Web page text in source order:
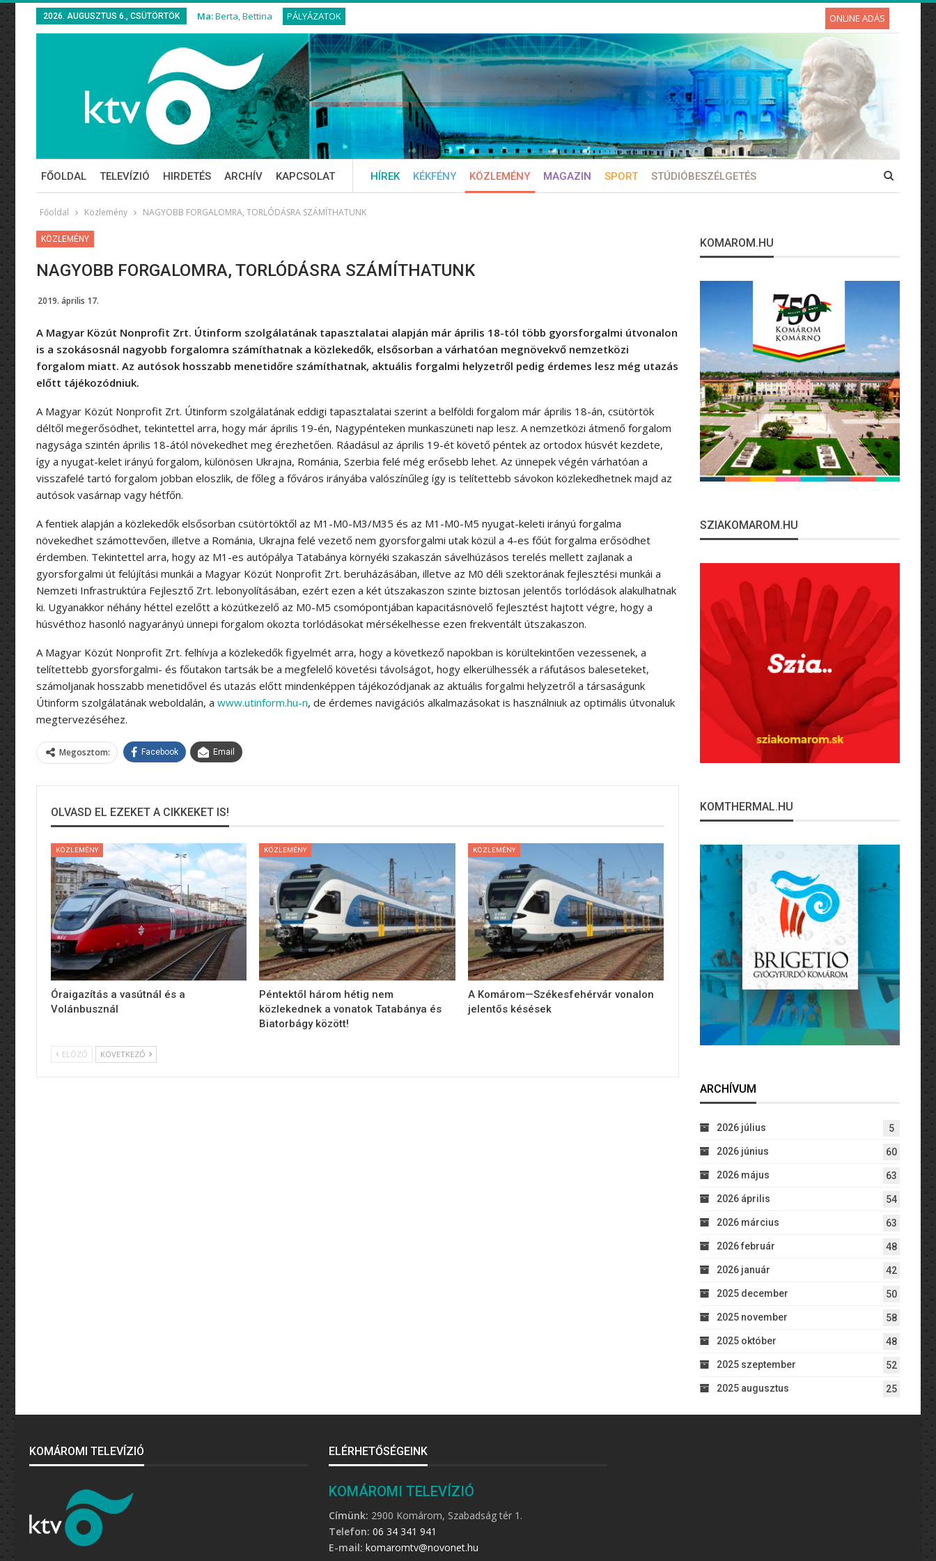
2026. AUGUSZTUS 6., CSÜTÖRTÖK Ma:Berta, Bettina PÁLYÁZATOK ONLINE ADÁS
FŐOLDAL TELEVÍZIÓ HIRDETÉS ARCHÍV KAPCSOLAT HÍREK KÉKFÉNY KÖZLEMÉNY MAGAZIN SPORT STÚDIÓBESZÉLGETÉS
Főoldal Közlemény NAGYOBB FORGALOMRA, TORLÓDÁSRA SZÁMÍTHATUNK
KÖZLEMÉNY
NAGYOBB FORGALOMRA, TORLÓDÁSRA SZÁMÍTHATUNK
2019. április 17.
A Magyar Közút Nonprofit Zrt. Útinform szolgálatának tapasztalatai alapján már április 18-tól több gyorsforgalmi útvonalon
is a szokásosnál nagyobb forgalomra számíthatnak a közlekedők, elsősorban a várhatóan megnövekvő nemzetközi
forgalom miatt. Az autósok hosszabb menetidőre számíthatnak, aktuális forgalmi helyzetről pedig érdemes lesz még utazás
előtt tájékozódniuk.
A Magyar Közút Nonprofit Zrt. Útinform szolgálatának eddigi tapasztalatai szerint a belföldi forgalom már április 18-án, csütörtök
déltől megerősödhet, tekintettel arra, hogy már április 19-én, Nagypénteken munkaszüneti nap lesz. A nemzetközi átmenő forgalom
nagysága szintén április 18-ától növekedhet meg érezhetően. Ráadásul az április 19-ét követő péntek az ortodox húsvét kezdete,
így a nyugat-kelet irányú forgalom, különösen Ukrajna, Románia, Szerbia felé még erősebb lehet. Az ünnepek végén várhatóan a
visszafelé tartó forgalom jobban eloszlik, de főleg a főváros irányába valószínűleg így is telítettebb sávokon közlekedhetnek majd az
autósok vasárnap vagy hétfőn.
A fentiek alapján a közlekedők elsősorban csütörtöktől az M1-M0-M3/M35 és az M1-M0-M5 nyugat-keleti irányú forgalma
növekedhet számottevően, illetve a Románia, Ukrajna felé vezető nem gyorsforgalmi utak közül a 4-es főút forgalma erősödhet
érdemben. Tekintettel arra, hogy az M1-es autópálya Tatabánya környéki szakaszán sávelhúzásos terelés mellett zajlanak a
gyorsforgalmi út felújítási munkái a Magyar Közút Nonprofit Zrt. beruházásában, illetve az M0 déli szektorának fejlesztési munkái a
Nemzeti Infrastruktúra Fejlesztő Zrt. lebonyolításában, ezért ezen a két útszakaszon szinte biztosan jelentős torlódások alakulhatnak
ki. Ugyanakkor néhány héttel ezelőtt a közútkezelő az M0-M5 csomópontjában kapacitásnövelő fejlesztést hajtott végre, hogy a
húsvéthoz hasonló nagyarányú ünnepi forgalom okozta torlódásokat mérsékelhesse ezen frekventált útszakaszon.
A Magyar Közút Nonprofit Zrt. felhívja a közlekedők figyelmét arra, hogy a következő napokban is körültekintően vezessenek, a
telítettebb gyorsforgalmi- és főutakon tartsák be a megfelelő követési távolságot, hogy elkerülhessék a ráfutásos baleseteket,
számoljanak hosszabb menetidővel és utazás előtt mindenképpen tájékozódjanak az aktuális forgalmi helyzetről a társaságunk
Útinform szolgálatának weboldalán, a www.utinform.hu-n, de érdemes navigációs alkalmazásokat is használniuk az optimális útvonaluk
megtervezéséhez.
Megosztom: Facebook Email
OLVASD EL EZEKET A CIKKEKET IS!
KÖZLEMÉNY
Óraigazítás a vasútnál és a
Volánbusznál
KÖZLEMÉNY
Péntektől három hétig nem
közlekednek a vonatok Tatabánya és
Biatorbágy között!
KÖZLEMÉNY
A Komárom—Székesfehérvár vonalon
jelentős késések
ELŐZŐ KÖVETKEZŐ
KOMAROM.HU
SZIAKOMAROM.HU
KOMTHERMAL.HU
ARCHÍVUM
2026 július 5
2026 június 60
2026 május 63
2026 április 54
2026 március 63
2026 február 48
2026 január 42
2025 december 50
2025 november 58
2025 október 48
2025 szeptember 52
2025 augusztus 25
KOMÁROMI TELEVÍZIÓ ELÉRHETŐSÉGEINK
KOMÁROMI TELEVÍZIÓ
Címünk: 2900 Komárom, Szabadság tér 1.
Telefon: 06 34 341 941
E-mail: komaromtv@novonet.hu